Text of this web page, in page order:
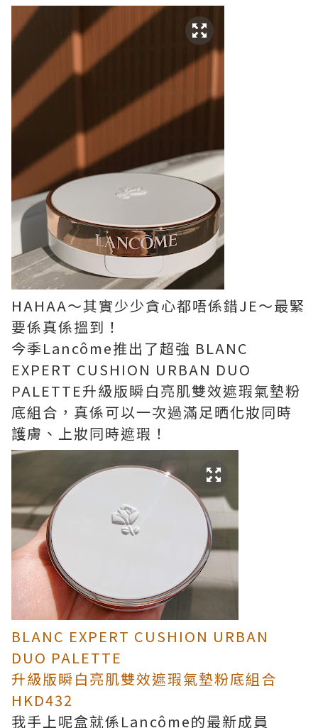
HAHAA～其實少少貪心都唔係錯JE～最緊
要係真係搵到！
今季Lancôme推出了超強 BLANC
EXPERT CUSHION URBAN DUO
PALETTE升級版瞬白亮肌雙效遮瑕氣墊粉
底組合，真係可以一次過滿足晒化妝同時
護膚、上妝同時遮瑕！
BLANC EXPERT CUSHION URBAN
DUO PALETTE
升級版瞬白亮肌雙效遮瑕氣墊粉底組合
HKD432
我手上呢盒就係Lancôme的最新成員